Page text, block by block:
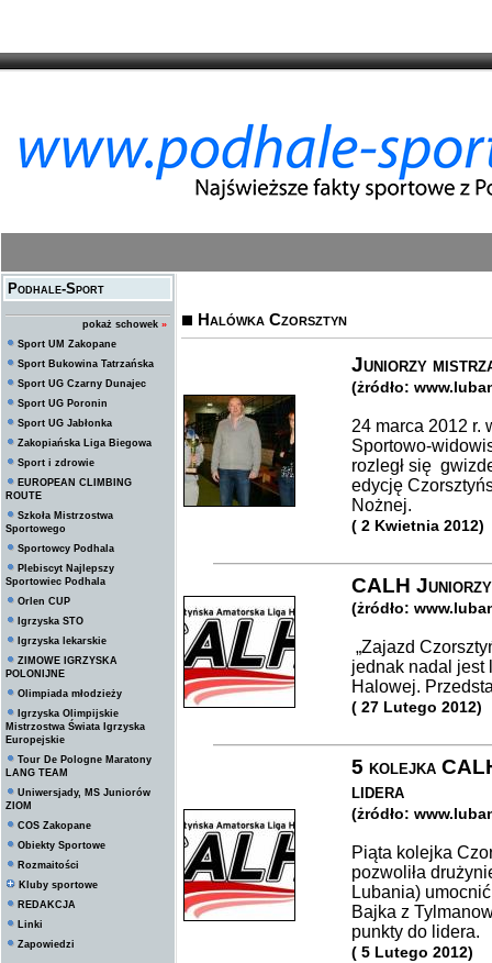
Podhale-Sport
pokaż schowek »
Sport UM Zakopane
Sport Bukowina Tatrzańska
Sport UG Czarny Dunajec
Sport UG Poronin
Sport UG Jabłonka
Zakopiańska Liga Biegowa
Sport i zdrowie
EUROPEAN CLIMBING
ROUTE
Szkoła Mistrzostwa
Sportowego
Sportowcy Podhala
Plebiscyt Najlepszy
Sportowiec Podhala
Orlen CUP
Igrzyska STO
Igrzyska lekarskie
ZIMOWE IGRZYSKA
POLONIJNE
Olimpiada młodzieży
Igrzyska Olimpijskie
Mistrzostwa Świata Igrzyska
Europejskie
Tour De Pologne Maratony
LANG TEAM
Uniwersjady, MS Juniorów
ZIOM
COS Zakopane
Obiekty Sportowe
Rozmaitości
Kluby sportowe
REDAKCJA
Linki
Zapowiedzi
Halówka Czorsztyn
Juniorzy
(żródło:
24 marca 2012 r.
Sportowo-
rozległ się
edycję
Nożnej.
( 2 Kwietnia 2012)
CALH
(żródło:
„Zajazd
jednak nadal jest
Halowej.
( 27 Lutego 2012)
5 kolejka
lidera
(żródło:
Piąta kolejka
pozwoliła
Lubania)
Bajka z
punkty do lidera.
( 5 Lutego 2012)